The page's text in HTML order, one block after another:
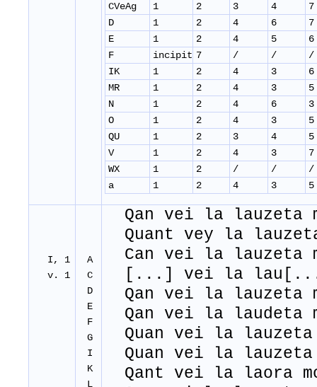
CVeAg
1 2 3 4
7
D
1 2 4 6
7
E
1 2 4 5
6
F
incipit 7 / /
/
IK
1 2 4 3
6
MR
1 2 4 3
5
N
1 2 4 6
3
O
1 2 4 3
5
QU
1 2 3 4
5
V
1 2 4 3
7
WX
1 2 / /
/
a
1 2 4 3 5
I, 1
v. 1
A
C
D
E
F
G
I
K
L
Qan vei la lauzeta
Quant vey la
Can vei la lauzeta
[...] vei la lau[...]
Qan vei la lauzeta
Qan vei la laudeta
Quan vei la lauzeta
Quan vei la lauzeta
Qant vei la laora